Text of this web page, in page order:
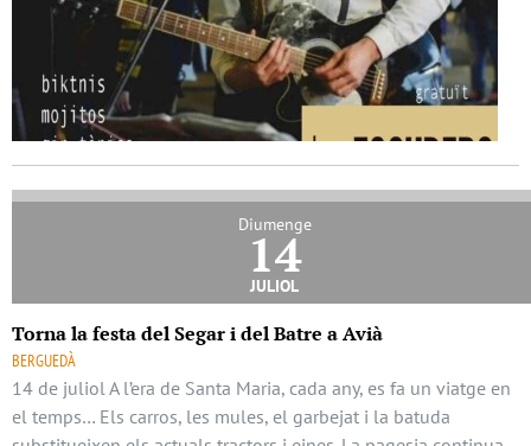
Diumenge
14
juliol
Torna la festa del Segar i del Batre a Avià
BERGUEDÀ
14 de juliol A l’era de Santa Maria, cada any, es fa un viatge en
el temps… Els carros, les mules, el garbejat i la batuda